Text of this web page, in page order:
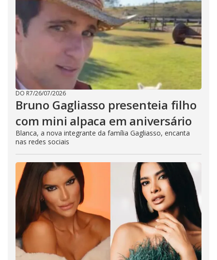
DO R7/26/07/2026
Bruno Gagliasso presenteia filho
com mini alpaca em aniversário
Blanca, a nova integrante da família Gagliasso, encanta
nas redes sociais